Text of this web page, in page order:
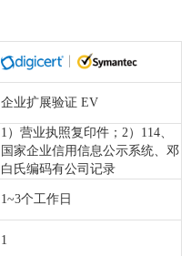
企业扩展验证 EV
1）营业执照复印件；2）114、
国家企业信用信息公示系统、邓
白氏编码有公司记录
1~3个工作日
1